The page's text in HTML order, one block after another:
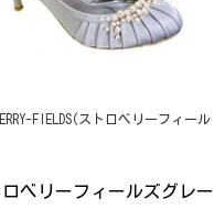
FIELDS(ストロベリーフィール
ロベリーフィールズグレー